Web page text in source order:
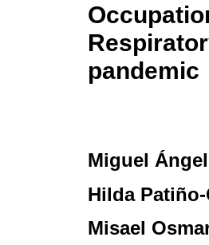
pandemic
Miguel
Hilda
Misael